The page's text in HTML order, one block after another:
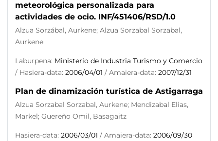
meteorológica personalizada para
actividades de ocio. INF/451406/RSD/1.0
Alzua Sorzábal, Aurkene; Alzua Sorzabal Sorzabal,
Aurkene
Laburpena: Ministerio de Industria Turismo y Comercio
/ Hasiera-data: 2006/04/01 / Amaiera-data: 2007/12/31
Plan de dinamización turística de Astigarraga
Alzua Sorzabal Sorzabal, Aurkene; Mendizabal Elias,
Markel; Guereño Omil, Basagaitz
Hasiera-data: 2006/03/01 / Amaiera-data: 2006/09/30